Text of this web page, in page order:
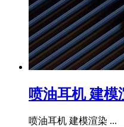
喷油耳机 建模
喷油耳机 建模渲染 ...